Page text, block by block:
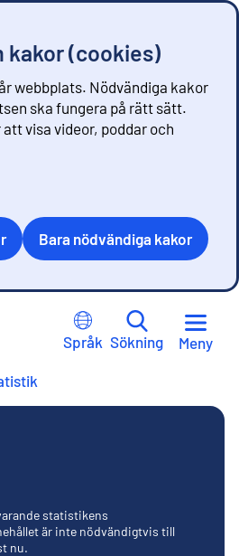
kakor (cookies)
webbplats. Nödvändiga kakor
ska fungera på rätt sätt.
visa videor, poddar och
Bara nödvändiga kakor
Språk Sökning Meny
statistikens
är inte nödvändigtvis till
nu.